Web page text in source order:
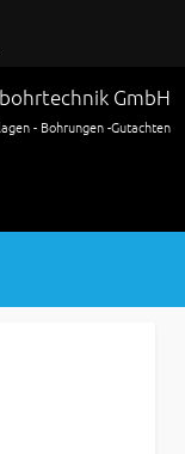
GmbH
- Bohrungen -Gutachten